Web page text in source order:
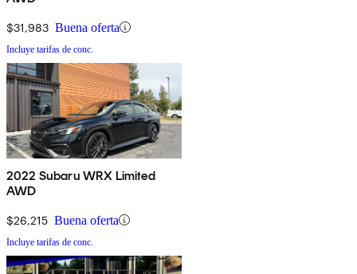
$31,983 Buena oferta
Incluye tarifas de conc.
2022 Subaru WRX Limited
AWD
$26,215 Buena oferta
Incluye tarifas de conc.